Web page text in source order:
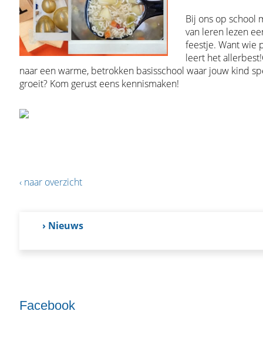
Bij ons op school
van leren lezen
feestje. Want wie
leert het
naar een warme, betrokken basisschool waar jouw kind
groeit? Kom gerust eens kennismaken!
‹ naar overzicht
› Nieuws
Facebook